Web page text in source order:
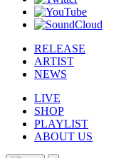
RELEASE
ARTIST
NEWS
LIVE
SHOP
PLAYLIST
ABOUT US